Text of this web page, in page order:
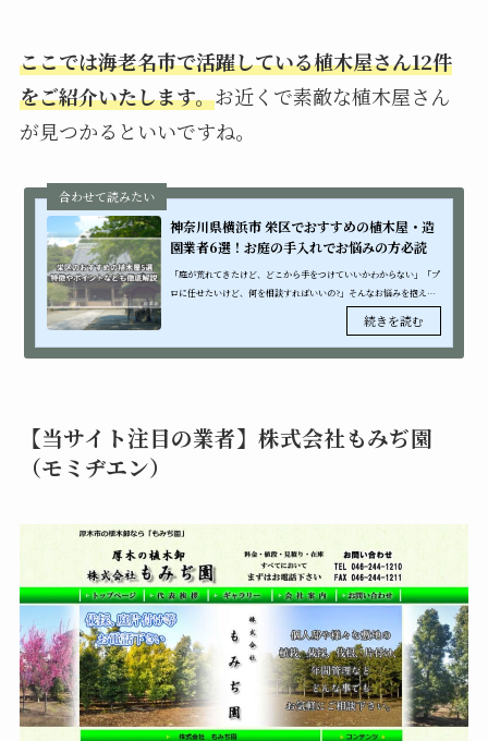
ここでは海老名市で活躍している植木屋さん12件
をご紹介いたします。お近くで素敵な植木屋さん
が見つかるといいですね。
神奈川県横浜市 栄区でおすすめの植木屋・造
園業者6選！お庭の手入れでお悩みの方必読
「庭が荒れてきたけど、どこから手をつけていいかわからない」「プ
ロに任せたいけど、何を相談すればいいの?」そんなお悩みを抱えて
いませんか?神奈川県横浜市栄区は、丘陵地帯に広がる緑豊かな住宅
【当サイト注目の業者】株式会社もみぢ園
（モミヂエン）